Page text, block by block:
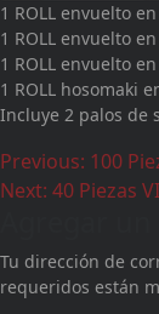
1 ROLL envuelto
1 ROLL envuelto
1 ROLL envuelto
1 ROLL hosomaki
Incluye 2 palos de
Previous: 100
Next: 40 Piezas
Tu dirección de
requeridos están